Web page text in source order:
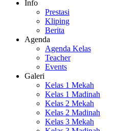
Info
Prestasi
Kliping
Berita
Agenda
Agenda Kelas
Teacher
Events
Galeri
Kelas 1 Mekah
Kelas 1 Madinah
Kelas 2 Mekah
Kelas 2 Madinah
Kelas 3 Mekah